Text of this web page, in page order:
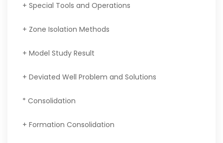
+ Special Tools and Operations
+ Zone Isolation Methods
+ Model Study Result
+ Deviated Well Problem and Solutions
* Consolidation
+ Formation Consolidation